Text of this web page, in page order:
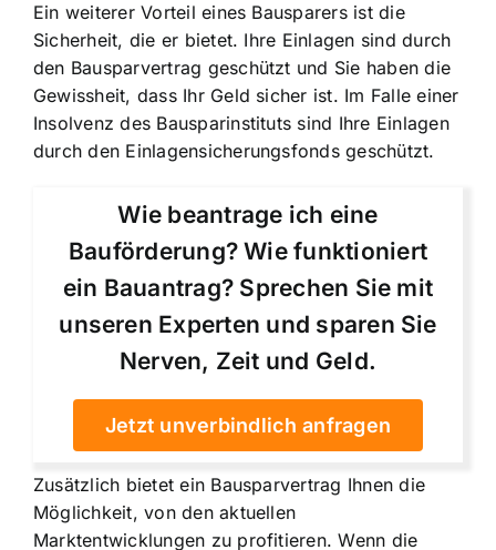
Ein weiterer Vorteil eines Bausparers ist die
Sicherheit, die er bietet. Ihre Einlagen sind durch
den Bausparvertrag geschützt und Sie haben die
Gewissheit, dass Ihr Geld sicher ist. Im Falle einer
Insolvenz des Bausparinstituts sind Ihre Einlagen
durch den Einlagensicherungsfonds geschützt.
Wie beantrage ich eine
Bauförderung? Wie funktioniert
ein Bauantrag? Sprechen Sie mit
unseren Experten und sparen Sie
Nerven, Zeit und Geld.
Jetzt unverbindlich anfragen
Zusätzlich bietet ein Bausparvertrag Ihnen die
Möglichkeit, von den aktuellen
Marktentwicklungen zu profitieren. Wenn die